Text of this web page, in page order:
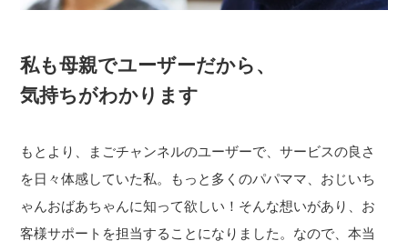
私も母親でユーザーだから、
気持ちがわかります
もとより、まごチャンネルのユーザーで、サービスの良さ
を日々体感していた私。もっと多くのパパママ、おじいち
ゃんおばあちゃんに知って欲しい！そんな想いがあり、お
客様サポートを担当することになりました。なので、本当